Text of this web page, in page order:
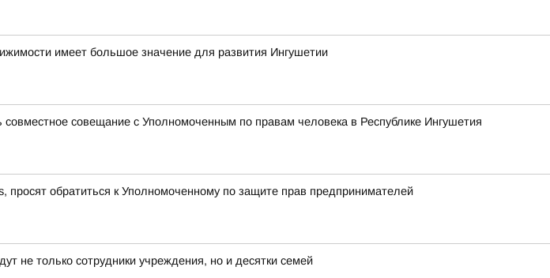
имеет большое значение для развития Ингушетии
совещание с Уполномоченным по правам человека в Республике Ингушетия
просят обратиться к Уполномоченному по защите прав предпринимателей
не только сотрудники учреждения, но и десятки семей